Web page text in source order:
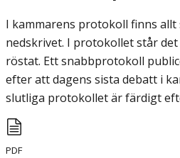
I kammarens protokoll finns allt
nedskrivet. I protokollet står
röstat. Ett snabbprotokoll
efter att dagens sista debatt i
slutliga protokollet är färdigt
PDF